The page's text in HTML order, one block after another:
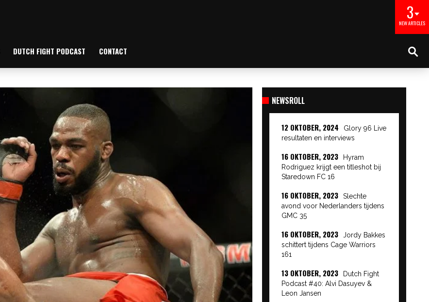
3
NEW ARTICLES
DUTCH FIGHT PODCAST CONTACT
NEWSROLL
12 OKTOBER, 2024
Glory 96 Live
resultaten en interviews
16 OKTOBER, 2023
Hyram
Rodriguez krijgt een titleshot bij
Staredown FC 16
16 OKTOBER, 2023
Slechte
avond voor Nederlanders tijdens
GMC 35
16 OKTOBER, 2023
Jordy Bakkes
schittert tijdens Cage Warriors
161
13 OKTOBER, 2023
Dutch Fight
Podcast #40: Alvi Dasuyev &
Leon Jansen